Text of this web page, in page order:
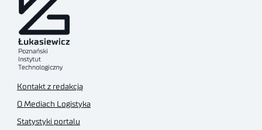
Kontakt z redakcją
O Mediach Logistyka
Statystyki portalu